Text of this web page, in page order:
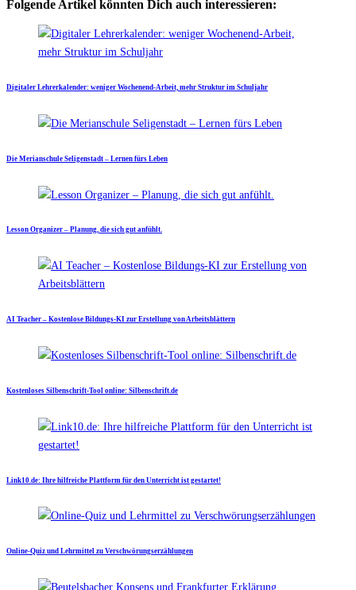
Folgende Artikel könnten Dich auch interessieren:
Digitaler Lehrerkalender: weniger Wochenend-Arbeit, mehr Struktur im Schuljahr
Die Merianschule Seligenstadt – Lernen fürs Leben
Lesson Organizer – Planung, die sich gut anfühlt.
AI Teacher – Kostenlose Bildungs-KI zur Erstellung von Arbeitsblättern
Kostenloses Silbenschrift-Tool online: Silbenschrift.de
Link10.de: Ihre hilfreiche Plattform für den Unterricht ist gestartet!
Online-Quiz und Lehrmittel zu Verschwörungserzählungen